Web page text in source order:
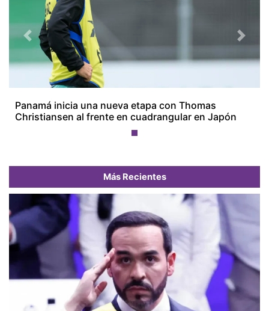
Panamá inicia una nueva etapa con Thomas
Christiansen al frente en cuadrangular en Japón
Previous Next
Más Recientes